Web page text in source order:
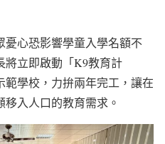
心恐影響學童入學名額不
將立即啟動「K9教育計
學校，力拚兩年完工，讓在
入人口的教育需求。